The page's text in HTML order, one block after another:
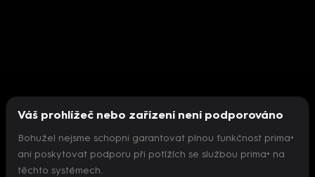
Nepodařilo se inicializovat přehrávač
Váš prohlížeč nebo zařízení není podporováno
Bohužel nejsme schopni garantovat plnou funkčnost prima+
ani poskytovat podporu při potížích se službou prima+ na
těchto systémech.